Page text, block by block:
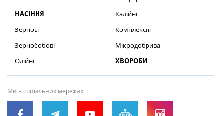
НАСІННЯ
Зернові
Зернобобові
Олійні
Калійні
Комплексні
Мікродобрива
ХВОРОБИ
Ми в соціальних мережах